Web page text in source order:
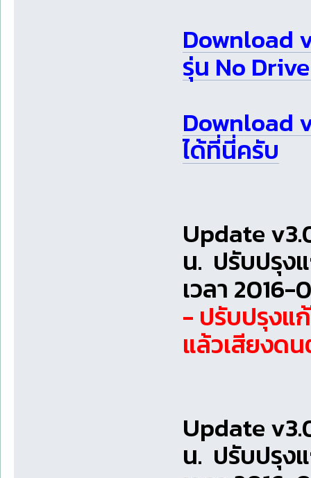
Download
รุ่น No
Download
ได้ที่นี่ครับ
Update
น. ปรับปรุง
เวลา
- ปรับปรุงแ
แล้วเสียงด
Update
น. ปรับปรุง